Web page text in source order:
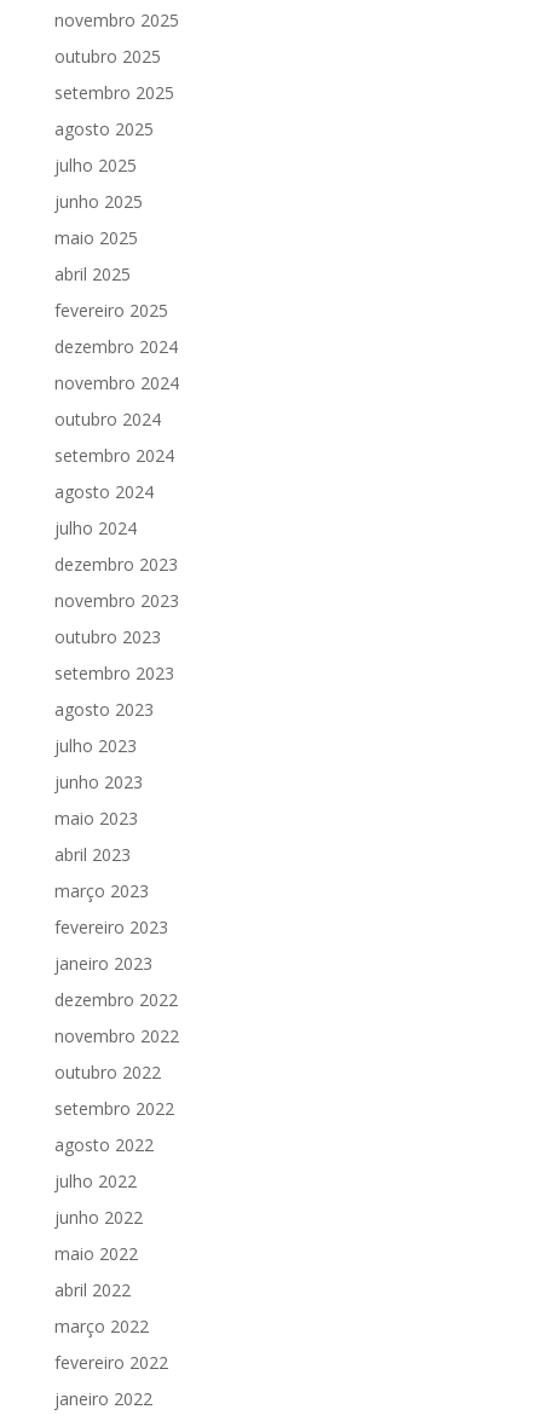
novembro 2025
outubro 2025
setembro 2025
agosto 2025
julho 2025
junho 2025
maio 2025
abril 2025
fevereiro 2025
dezembro 2024
novembro 2024
outubro 2024
setembro 2024
agosto 2024
julho 2024
dezembro 2023
novembro 2023
outubro 2023
setembro 2023
agosto 2023
julho 2023
junho 2023
maio 2023
abril 2023
março 2023
fevereiro 2023
janeiro 2023
dezembro 2022
novembro 2022
outubro 2022
setembro 2022
agosto 2022
julho 2022
junho 2022
maio 2022
abril 2022
março 2022
fevereiro 2022
janeiro 2022